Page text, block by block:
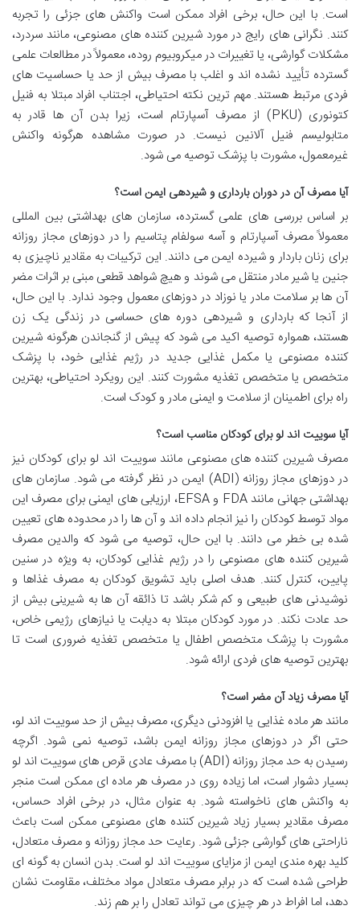
است. با این حال، برخی افراد ممکن است واکنش های جزئی را تجربه
کنند. نگرانی های رایج در مورد شیرین کننده های مصنوعی، مانند سردرد،
مشکلات گوارشی، یا تغییرات در میکروبیوم روده، معمولاً در مطالعات علمی
گسترده تأیید نشده اند و اغلب با مصرف بیش از حد یا حساسیت های
فردی مرتبط هستند. مهم ترین نکته احتیاطی، اجتناب افراد مبتلا به فنیل
کتونوری (PKU) از مصرف آسپارتام است، زیرا بدن آن ها قادر به
متابولیسم فنیل آلانین نیست. در صورت مشاهده هرگونه واکنش
غیرمعمول، مشورت با پزشک توصیه می شود.
آیا مصرف آن در دوران بارداری و شیردهی ایمن است؟
بر اساس بررسی های علمی گسترده، سازمان های بهداشتی بین المللی
معمولاً مصرف آسپارتام و آسه سولفام پتاسیم را در دوزهای مجاز روزانه
برای زنان باردار و شیرده ایمن می دانند. این ترکیبات به مقادیر ناچیزی به
جنین یا شیر مادر منتقل می شوند و هیچ شواهد قطعی مبنی بر اثرات مضر
آن ها بر سلامت مادر یا نوزاد در دوزهای معمول وجود ندارد. با این حال،
از آنجا که بارداری و شیردهی دوره های حساسی در زندگی یک زن
هستند، همواره توصیه اکید می شود که پیش از گنجاندن هرگونه شیرین
کننده مصنوعی یا مکمل غذایی جدید در رژیم غذایی خود، با پزشک
متخصص یا متخصص تغذیه مشورت کنند. این رویکرد احتیاطی، بهترین
راه برای اطمینان از سلامت و ایمنی مادر و کودک است.
آیا سوییت اند لو برای کودکان مناسب است؟
مصرف شیرین کننده های مصنوعی مانند سوییت اند لو برای کودکان نیز
در دوزهای مجاز روزانه (ADI) ایمن در نظر گرفته می شود. سازمان های
بهداشتی جهانی مانند FDA و EFSA، ارزیابی های ایمنی برای مصرف این
مواد توسط کودکان را نیز انجام داده اند و آن ها را در محدوده های تعیین
شده بی خطر می دانند. با این حال، توصیه می شود که والدین مصرف
شیرین کننده های مصنوعی را در رژیم غذایی کودکان، به ویژه در سنین
پایین، کنترل کنند. هدف اصلی باید تشویق کودکان به مصرف غذاها و
نوشیدنی های طبیعی و کم شکر باشد تا ذائقه آن ها به شیرینی بیش از
حد عادت نکند. در مورد کودکان مبتلا به دیابت یا نیازهای رژیمی خاص،
مشورت با پزشک متخصص اطفال یا متخصص تغذیه ضروری است تا
بهترین توصیه های فردی ارائه شود.
آیا مصرف زیاد آن مضر است؟
مانند هر ماده غذایی یا افزودنی دیگری، مصرف بیش از حد سوییت اند لو،
حتی اگر در دوزهای مجاز روزانه ایمن باشد، توصیه نمی شود. اگرچه
رسیدن به حد مجاز روزانه (ADI) با مصرف عادی قرص های سوییت اند لو
بسیار دشوار است، اما زیاده روی در مصرف هر ماده ای ممکن است منجر
به واکنش های ناخواسته شود. به عنوان مثال، در برخی افراد حساس،
مصرف مقادیر بسیار زیاد شیرین کننده های مصنوعی ممکن است باعث
ناراحتی های گوارشی جزئی شود. رعایت حد مجاز روزانه و مصرف متعادل،
کلید بهره مندی ایمن از مزایای سوییت اند لو است. بدن انسان به گونه ای
طراحی شده است که در برابر مصرف متعادل مواد مختلف، مقاومت نشان
دهد، اما افراط در هر چیزی می تواند تعادل را بر هم زند.